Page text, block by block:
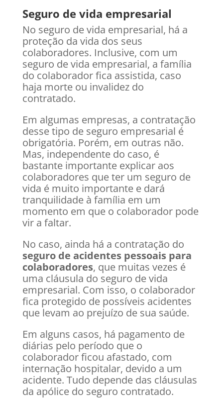
Seguro de vida empresarial
No seguro de vida empresarial, há a
proteção da vida dos seus
colaboradores. Inclusive, com um
seguro de vida empresarial, a família
do colaborador fica assistida, caso
haja morte ou invalidez do
contratado.
Em algumas empresas, a contratação
desse tipo de seguro empresarial é
obrigatória. Porém, em outras não.
Mas, independente do caso, é
bastante importante explicar aos
colaboradores que ter um seguro de
vida é muito importante e dará
tranquilidade à família em um
momento em que o colaborador pode
vir a faltar.
No caso, ainda há a contratação do
seguro de acidentes pessoais para
colaboradores, que muitas vezes é
uma cláusula do seguro de vida
empresarial. Com isso, o colaborador
fica protegido de possíveis acidentes
que levam ao prejuízo de sua saúde.
Em alguns casos, há pagamento de
diárias pelo período que o
colaborador ficou afastado, com
internação hospitalar, devido a um
acidente. Tudo depende das cláusulas
da apólice do seguro contratado.